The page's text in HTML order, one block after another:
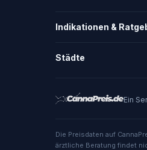
Indikationen &
Städte
Ein
Die Preisdaten auf
ärztliche Beratung findet